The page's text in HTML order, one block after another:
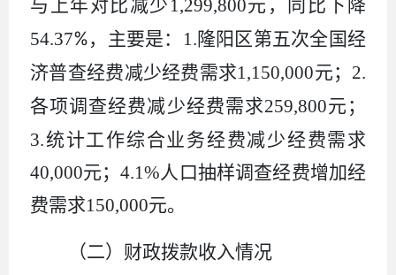
与上年对比减少 1,299,800元，同比下降
54.37%，主要是： 1.隆阳区第五次全国经
济普查经费减少经费需求1,150,000元； 2.
各项调查经费减少经费需求259,800元 ；
3.统计工作综合业务经费减少经费需求
40,000元；4.1% 人口抽样调查经费增加经
费需求150,000元。
（二）财政拨款收入情况